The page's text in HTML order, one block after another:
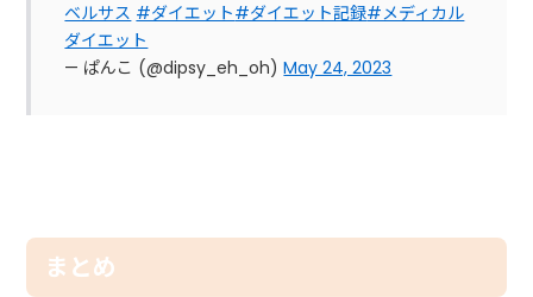
ベルサス #ダイエット#ダイエット記録#メディカル
ダイエット
— ぱんこ (@dipsy_eh_oh)May 24, 2023
まとめ